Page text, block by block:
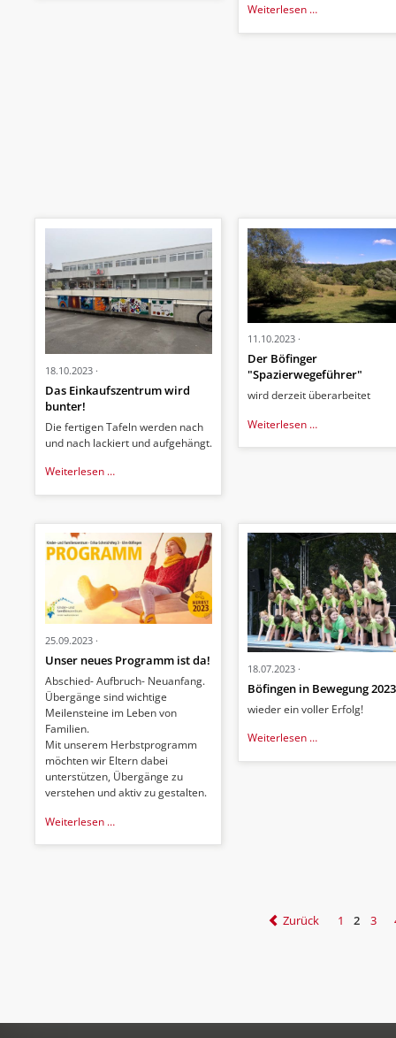
Weiterlesen …Bürgerzentrum
18.10.2023
Das Einkaufszentrum wird
bunter!
Die fertigen Tafeln werden nach
und nach lackiert und aufgehängt.
Weiterlesen …Das
11.10.2023
Der Böfinger
"Spazierwegeführer"
wird derzeit überarbeitet
Weiterlesen …Der
25.09.2023
Unser neues Programm ist da!
Abschied- Aufbruch- Neuanfang.
Übergänge sind wichtige
Meilensteine im Leben von
Familien.
Mit unserem Herbstprogramm
möchten wir Eltern dabei
unterstützen, Übergänge zu
verstehen und aktiv zu gestalten.
Weiterlesen …Unser
18.07.2023
Böfingen in Bewegung 2023
wieder ein voller Erfolg!
Weiterlesen …Böfingen
Zurück 1 2 3